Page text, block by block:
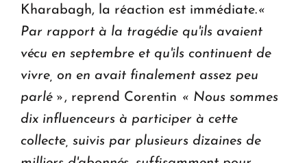
Kharabagh, la réaction est immédiate.«
Par rapport à la tragédie qu'ils avaient
vécu en septembre et qu'ils continuent de
vivre, on en avait finalement assez peu
parlé » , reprend Corentin « Nous sommes
dix influenceurs à participer à cette
collecte, suivis par plusieurs dizaines de